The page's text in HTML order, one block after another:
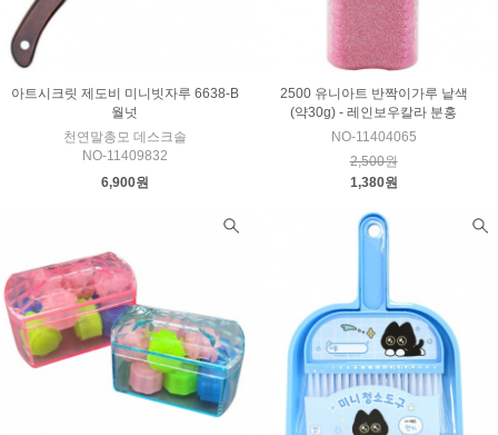
아트시크릿 제도비 미니빗자루 6638-B
월넛
천연말총모 데스크솔
NO-11409832
6,900원
2500 유니아트 반짝이가루 낱색
(약30g) - 레인보우칼라 분홍
NO-11404065
2,500원
1,380원